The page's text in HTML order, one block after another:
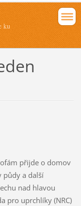
ku
přijde o domov
půdy a další
nad hlavou
pro uprchlíky (NRC)